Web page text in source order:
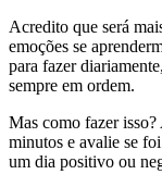
Acredito que será
emoções se
para fazer
sempre em ordem.
Mas como fazer
minutos e avalie se
um dia positivo ou